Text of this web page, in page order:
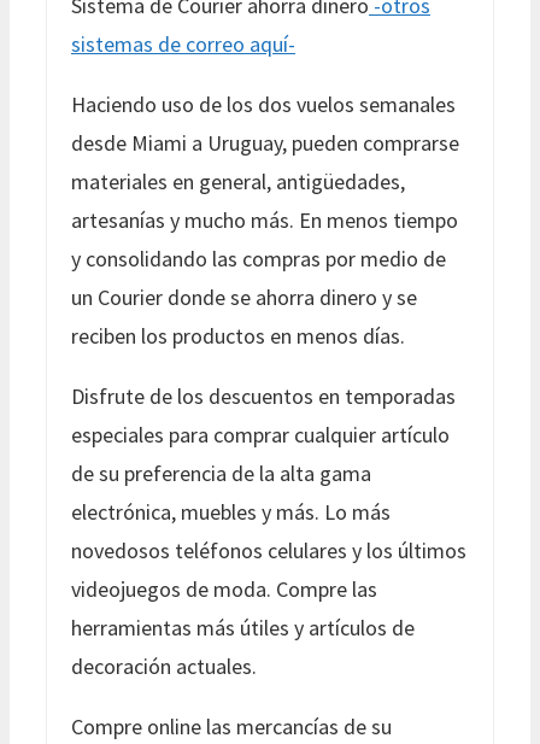
sistemas de correo aquí-
Haciendo uso de los dos vuelos semanales
desde Miami a Uruguay, pueden comprarse
materiales en general, antigüedades,
artesanías y mucho más. En menos tiempo
y consolidando las compras por medio de
un Courier donde se ahorra dinero y se
reciben los productos en menos días.
Disfrute de los descuentos en temporadas
especiales para comprar cualquier artículo
de su preferencia de la alta gama
electrónica, muebles y más. Lo más
novedosos teléfonos celulares y los últimos
videojuegos de moda. Compre las
herramientas más útiles y artículos de
decoración actuales.
Compre online las mercancías de su